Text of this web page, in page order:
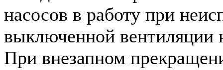
насосов в работу при
выключенной вентиляции
При внезапном